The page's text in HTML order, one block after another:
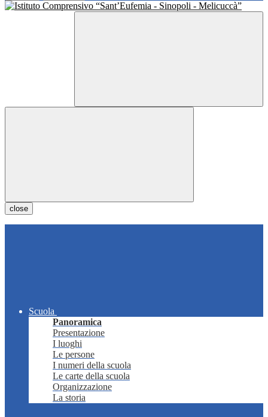
close
Scuola
Panoramica
Presentazione
I luoghi
Le persone
I numeri della scuola
Le carte della scuola
Organizzazione
La storia